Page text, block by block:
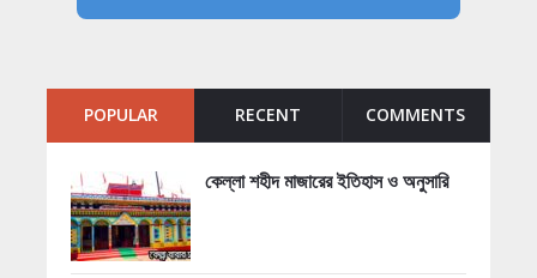
POPULAR RECENT COMMENTS
কেল্লা শহীদ মাজারের ইতিহাস ও অনুসারি